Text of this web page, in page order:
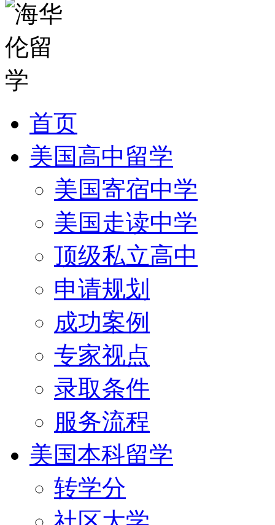
首页
美国高中留学
美国寄宿中学
美国走读中学
顶级私立高中
申请规划
成功案例
专家视点
录取条件
服务流程
美国本科留学
转学分